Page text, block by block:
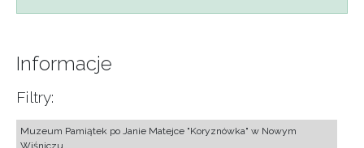
Informacje
Filtry:
Muzeum Pamiątek po Janie Matejce "Koryznówka" w Nowym
Wiśniczu